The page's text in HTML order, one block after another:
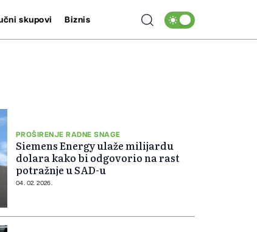
skupovi Biznis
PROŠIRENJE RADNE SNAGE
Siemens Energy ulaže milijardu
dolara kako bi odgovorio na rast
potražnje u SAD-u
04. 02. 2026.